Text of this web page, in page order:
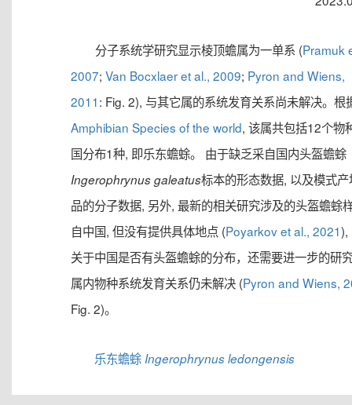
分子系统学研究显示棱顶蟾属为一单系 (Pramuk
2007; Van Bocxlaer et al., 2009; Pyron and Wiens,
2011: Fig. 2), 与其它属的系统发育关系尚未解决。根
Amphibian Species of the world, 该属共包括12个物
国分布1种, 即乐东蟾蜍。 由于缺乏采自国内头盔蟾蜍
Ingerophrynus galeatus标本的形态数据, 以及模式
品的分子数据, 另外, 最新的相关研究涉及的头盔蟾蜍
自中国, 但没有提供具体地点 (Poyarkov et al., 2021),
关于中国是否有头盔蟾蜍的分布，还需要进一步的研
属内物种系统发育关系仍未解决 (Pyron and Wiens,
Fig. 2)。
乐东蟾蜍 Ingerophrynus ledongensis